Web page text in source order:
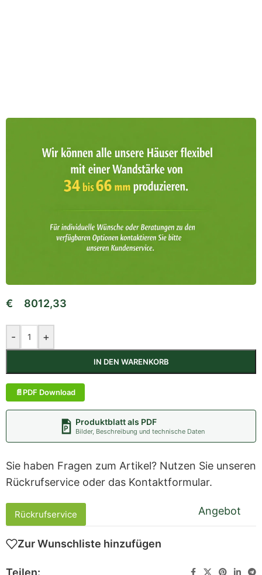
€ 8012,33
- +
IN DEN WARENKORB
PDF Download
Produktblatt als PDF
Bilder, Beschreibung und technische Daten
Sie haben Fragen zum Artikel? Nutzen Sie unseren
Rückrufservice oder das Kontaktformular.
Rückrufservice Angebot
Zur Wunschliste hinzufügen
Teilen: